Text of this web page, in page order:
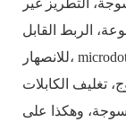
الربط القابل
للانصهار، microdot، النقطة المزدوجة، المعالجة الصحية
تغليف الكابلات